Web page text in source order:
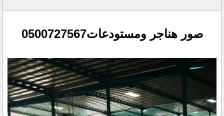
صور هناجر ومستودعات0500727567‏